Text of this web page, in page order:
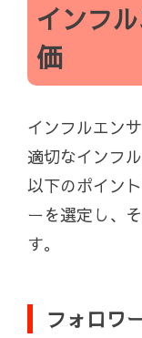
インフ
価
インフルエン
適切なインフ
以下のポイン
ーを選定し、
す。
フォロワ